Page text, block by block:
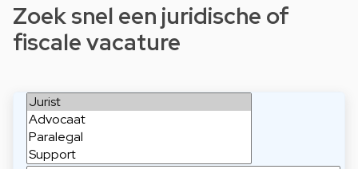
Zoek snel een juridische of
fiscale vacature